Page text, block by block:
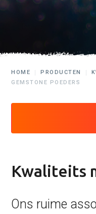
HOME PRODUCTEN
GEMSTONE POEDERS
Kwaliteits
Ons ruime